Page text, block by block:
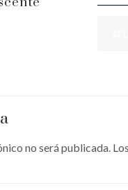
no será publicada.